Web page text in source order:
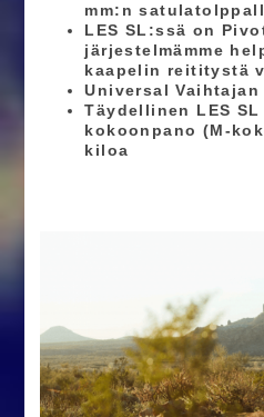
mm:n
LES SL:ssä on
järjestelmämme
kaapelin reititystä
Universal Vaihtajan
Täydellinen LES SL
kokoonpano (M-
kiloa